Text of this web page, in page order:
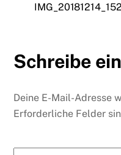
Schreibe
Deine E-Mail-Adresse
Erforderliche Felder